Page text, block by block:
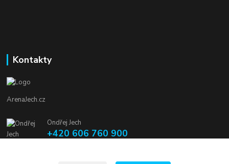
Kontakty
ArenaJech.cz
Ondřej Jech
+420 606 760 900